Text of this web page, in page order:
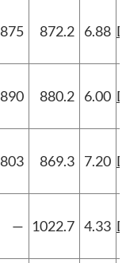
875 872.2 6.88
890 880.2 6.00
803 869.3 7.20
— 1022.7 4.33